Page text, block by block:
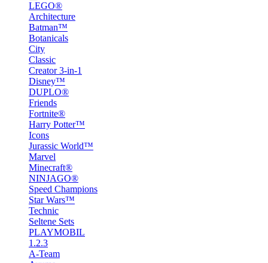
LEGO®
Architecture
Batman™
Botanicals
City
Classic
Creator 3-in-1
Disney™
DUPLO®
Friends
Fortnite®
Harry Potter™
Icons
Jurassic World™
Marvel
Minecraft®
NINJAGO®
Speed Champions
Star Wars™
Technic
Seltene Sets
PLAYMOBIL
1.2.3
A-Team